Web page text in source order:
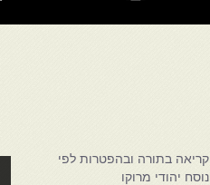
קריאה בתורה ובהפטרות לפי
נוסח יהודי מרוקו